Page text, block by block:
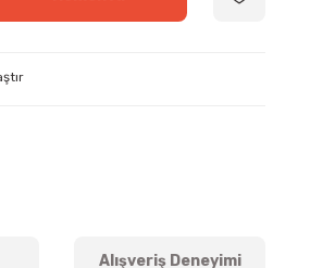
Alışveriş Deneyimi